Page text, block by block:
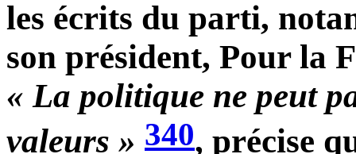
les écrits du parti,
son président, Pour la
« La politique ne peut
valeurs » 340, précise